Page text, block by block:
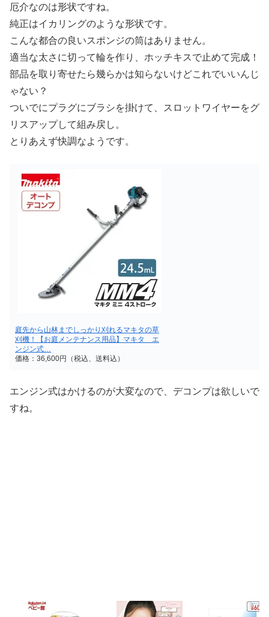
厄介なのは形状ですね。
純正はイカリングのような形状です。
こんな都合の良いスポンジの筒はありません。
適当な太さに切って輪を作り、ホッチキスで止めて完成！
部品を取り寄せたら幾らかは知らないけどこれでいいんじ
ゃない？
ついでにプラグにブラシを掛けて、スロットワイヤーをグ
リスアップして組み戻し。
とりあえず快調なようです。
庭先から山林までしっかり刈れるマキタの草
刈機！【お庭メンテナンス用品】マキタ エ
ンジン式…
価格：36,600円（税込、送料込）
エンジン式はかけるのが大変なので、デコンプは欲しいで
すね。